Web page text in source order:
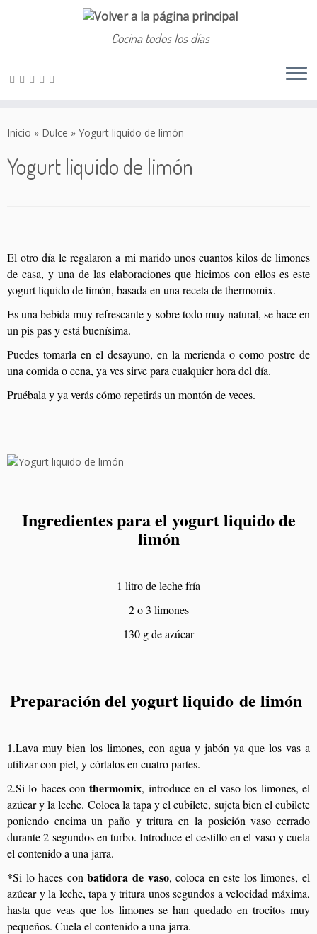
Cocina todos los días
Inicio » Dulce » Yogurt liquido de limón
Yogurt liquido de limón
El otro día le regalaron a mi marido unos cuantos kilos de limones
de casa, y una de las elaboraciones que hicimos con ellos es este
yogurt liquido de limón, basada en una receta de thermomix.
Es una bebida muy refrescante y sobre todo muy natural, se hace en
un pis pas y está buenísima.
Puedes tomarla en el desayuno, en la merienda o como postre de
una comida o cena, ya ves sirve para cualquier hora del día.
Pruébala y ya verás cómo repetirás un montón de veces.
Ingredientes para el yogurt liquido de
limón
1 litro de leche fría
2 o 3 limones
130 g de azúcar
Preparación del yogurt liquido de limón
1.Lava muy bien los limones, con agua y jabón ya que los vas a
utilizar con piel, y córtalos en cuatro partes.
2.Si lo haces conthermomix, introduce en el vaso los limones, el
azúcar y la leche. Coloca la tapa y el cubilete, sujeta bien el cubilete
poniendo encima un paño y tritura en la posición vaso cerrado
durante 2 segundos en turbo. Introduce el cestillo en el vaso y cuela
el contenido a una jarra.
*Si lo haces conbatidora de vaso, coloca en este los limones, el
azúcar y la leche, tapa y tritura unos segundos a velocidad máxima,
hasta que veas que los limones se han quedado en trocitos muy
pequeños. Cuela el contenido a una jarra.